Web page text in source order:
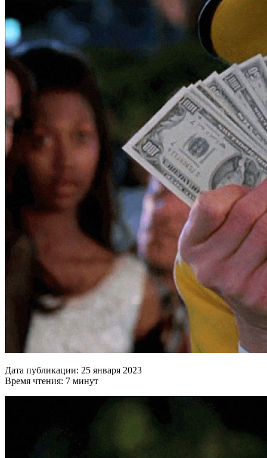
Дата публикации: 25 января 2023
Время чтения: 7 минут